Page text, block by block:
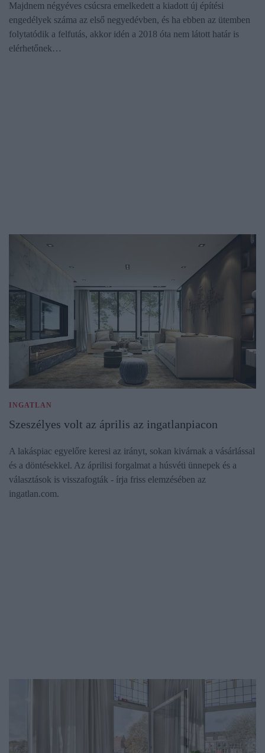
Majdnem négyéves csúcsra emelkedett a kiadott új építési
engedélyek száma az első negyedévben, és ha ebben az ütemben
folytatódik a felfutás, akkor idén a 2018 óta nem látott határ is
elérhetőnek…
INGATLAN
Szeszélyes volt az április az ingatlanpiacon
A lakáspiac egyelőre keresi az irányt, sokan kivárnak a vásárlással
és a döntésekkel. Az áprilisi forgalmat a húsvéti ünnepek és a
választások is visszafogták - írja friss elemzésében az
ingatlan.com.